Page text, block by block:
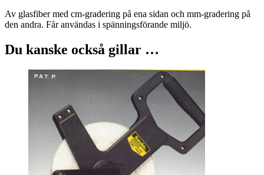
Av glasfiber med cm-gradering på ena sidan och mm-gradering på
den andra. Får användas i spänningsförande miljö.
Du kanske också gillar …